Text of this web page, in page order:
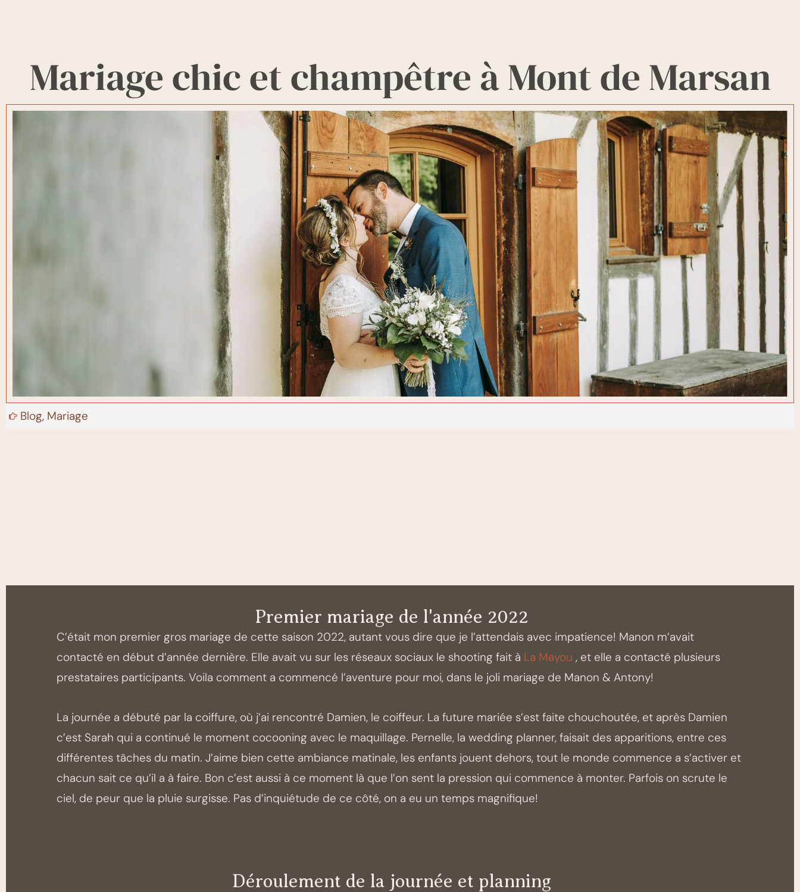
Mariage chic et champêtre à Mont de Marsan
Blog, Mariage
Premier mariage de l'année 2022
C’était mon premier gros mariage de cette saison 2022, autant vous dire que je l’attendais avec impatience! Manon m’avait
contacté en début d’année dernière. Elle avait vu sur les réseaux sociaux le shooting fait à La Mayou , et elle a contacté plusieurs
prestataires participants. Voila comment a commencé l’aventure pour moi, dans le joli mariage de Manon & Antony!
La journée a débuté par la coiffure, où j’ai rencontré Damien, le coiffeur. La future mariée s’est faite chouchoutée, et après Damien
c’est Sarah qui a continué le moment cocooning avec le maquillage. Pernelle, la wedding planner, faisait des apparitions, entre ces
différentes tâches du matin. J’aime bien cette ambiance matinale, les enfants jouent dehors, tout le monde commence a s’activer et
chacun sait ce qu’il a à faire. Bon c’est aussi à ce moment là que l’on sent la pression qui commence à monter. Parfois on scrute le
ciel, de peur que la pluie surgisse. Pas d’inquiétude de ce côté, on a eu un temps magnifique!
Déroulement de la journée et planning